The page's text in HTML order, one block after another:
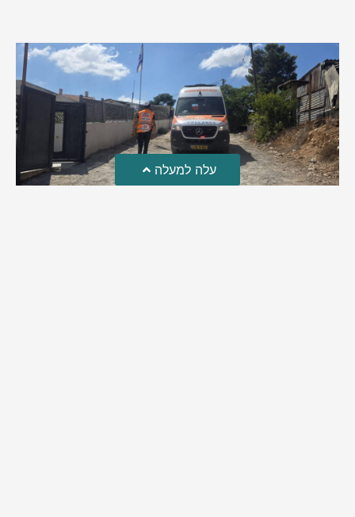
עלה למעלה